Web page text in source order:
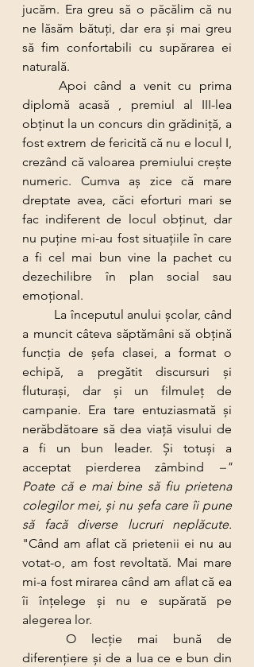
jucăm. Era greu să o păcălim că nu
ne lăsăm bătuţi, dar era şi mai greu
să fim confortabili cu supărarea ei
naturală.
diplomă acasă , premiul al III-lea
obţinut la un concurs din grădiniţă, a
fost extrem de fericită că nu e locul I,
crezând că valoarea premiului creşte
numeric. Cumva aş zice că mare
dreptate avea, căci eforturi mari se
fac indiferent de locul obţinut, dar
nu puţine mi-au fost situaţiile în care
a fi cel mai bun vine la pachet cu
dezechilibre în plan social sau
emoţional.
a muncit câteva săptămâni să obţină
funcţia de şefa clasei, a format o
echipă, a pregătit discursuri şi
fluturaşi, dar şi un filmuleţ de
campanie. Era tare entuziasmată şi
nerăbdătoare să dea viaţă visului de
a fi un bun leader. Şi totuşi a
acceptat pierderea zâmbind –"
Poate că e mai bine să fiu prietena
colegilor mei, şi nu şefa care îi pune
să facă diverse lucruri neplăcute.
"Când am aflat că prietenii ei nu au
votat-o, am fost revoltată. Mai mare
mi-a fost mirarea când am aflat că ea
îi înţelege şi nu e supărată pe
alegerea lor.
diferenţiere şi de a lua ce e bun din